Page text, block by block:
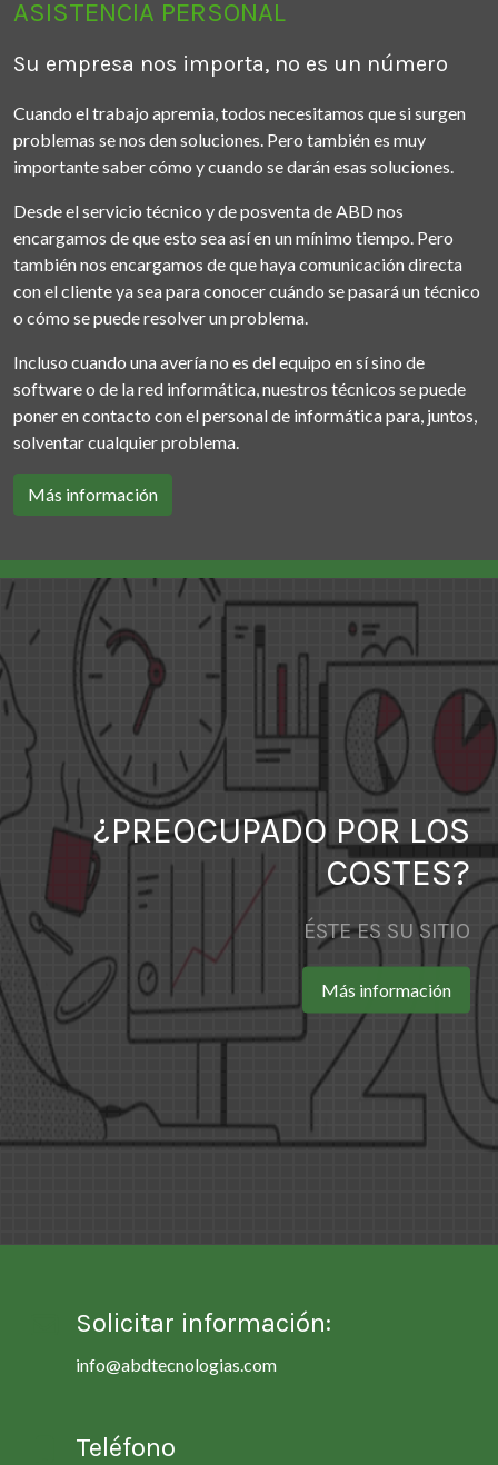
ASISTENCIA PERSONAL
Su empresa nos importa, no es un número
Cuando el trabajo apremia, todos necesitamos que si surgen
problemas se nos den soluciones. Pero también es muy
importante saber cómo y cuando se darán esas soluciones.
Desde el servicio técnico y de posventa de ABD nos
encargamos de que esto sea así en un mínimo tiempo. Pero
también nos encargamos de que haya comunicación directa
con el cliente ya sea para conocer cuándo se pasará un técnico
o cómo se puede resolver un problema.
Incluso cuando una avería no es del equipo en sí sino de
software o de la red informática, nuestros técnicos se puede
poner en contacto con el personal de informática para, juntos,
solventar cualquier problema.
Más información
¿PREOCUPADO POR LOS
COSTES?
ÉSTE ES SU SITIO
Más información
Solicitar información:
info@abdtecnologias.com
Teléfono